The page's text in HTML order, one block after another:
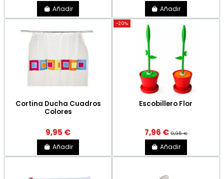
Añadir Añadir
Cortina Ducha Cuadros
Colores
9,95 €
Añadir
-20%
Escobillero Flor
7,96 € 9,95 €
Añadir